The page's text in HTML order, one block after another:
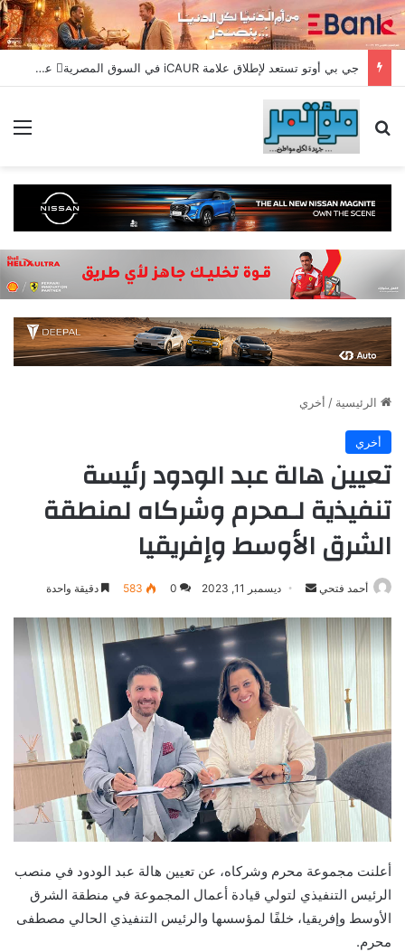
جي بي أوتو تستعد لإطلاق علامة iCAUR في السوق المصرية علامة عالمية جديدة لسيارات الطاقة الجديدة تجمع بين التكنولوجيا الذكية والتصميم الجريء وروح المغامر
بحث عن
الرئيسية / أخري
أخري
تعيين هالة عبد الودود رئيسة
تنفيذية لـمحرم وشركاه لمنطقة
الشرق الأوسط وإفريقيا
أحمد فتحي
أرسل
إلكترونيا
ديسمبر 11, 2023 0
583 دقيقة واحدة
أعلنت مجموعة محرم وشركاه، عن تعيين هالة عبد الودود في منصب
الرئيس التنفيذي لتولي قيادة أعمال المجموعة في منطقة الشرق
الأوسط وإفريقيا، خلفًا لمؤسسها والرئيس التنفيذي الحالي مصطفى
محرم.